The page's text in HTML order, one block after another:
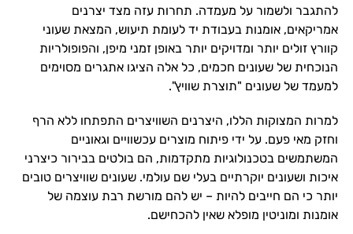
להתגבר ולשמור על מעמדה. תחרות עזה מצד יצרנים
אמריקאים, אומנות בעבודת יד לעומת תיעוש, המצאת שעוני
קוורץ זולים יותר ומדויקים יותר באופן זמני מיפן, והפופולריות
הנוכחית של שעונים חכמים, כל אלה הציגו אתגרים מסוימים
למעמד של שעונים "תוצרת שוויץ".
למרות המצוקות הללו, היצרנים השוויצרים התפתחו ללא הרף
וחזק מאי פעם. על ידי פיתוח מוצרים עכשוויים וגאוניים
המשתמשים בטכנולוגיות מתקדמות, הם בולטים בבירור כיצרני
איכות ושעונים יוקרתיים בעלי שם עולמי. שעונים שוויצרים טובים
יותר כי הם חייבים להיות – יש להם מורשת רבת עוצמה של
אומנות ומוניטין מופלא שאין להכחישם.